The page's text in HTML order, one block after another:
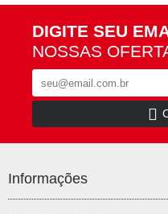
DIGITE SEU
NOSSAS
Informações